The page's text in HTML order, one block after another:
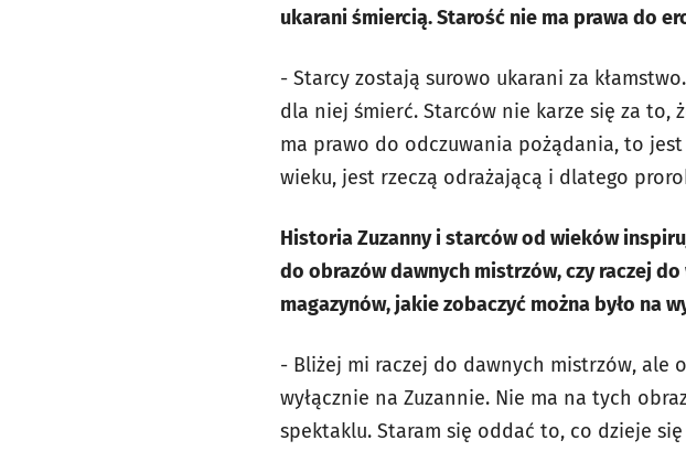
ukarani śmiercią. Starość nie ma prawa do
- Starcy zostają surowo ukarani za
dla niej śmierć. Starców nie karze się za to,
ma prawo do odczuwania pożądania, to
wieku, jest rzeczą odrażającą i dlatego
Historia Zuzanny i starców od wieków
do obrazów dawnych mistrzów, czy raczej
magazynów, jakie zobaczyć można było
- Bliżej mi raczej do dawnych mistrzów, ale
wyłącznie na Zuzannie. Nie ma na tych
spektaklu. Staram się oddać to, co dzieje